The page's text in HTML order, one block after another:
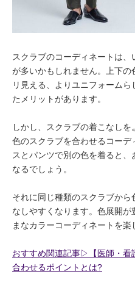
スクラブのコーディネートは
が多いかもしれません。上下
リ見える、よりユニフォーム
たメリットがあります。
しかし、スクラブの着こなし
色のスクラブを合わせるコー
スとパンツで別の色を着ると
なるでしょう。
それに同じ種類のスクラブから
なしやすくなります。色展開
まなカラーコーディネートを楽
おすすめ関連記事▷【医師・看
合わせるポイントとは?